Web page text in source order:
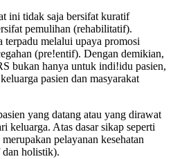
ini tidak saja bersifat kuratif
pemulihan (rehabilitatif).
terpadu melalui upaya promosi
(pre!entif). Dengan demikian,
bukan hanya untuk indi!idu pasien,
pasien dan masyarakat
yang datang atau yang dirawat
keluarga. Atas dasar sikap seperti
pelayanan kesehatan
dan holistik).